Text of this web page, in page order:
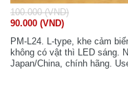
100.000 (VND)
90.000 (VND)
PM-L24. L-type, khe cảm
không có vật thì LED sáng.
Japan/China, chính hãng.